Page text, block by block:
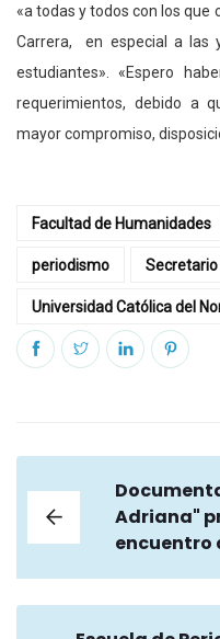
«a todas y todos con los
Carrera, en especial a las
estudiantes». «Espero
requerimientos, debido a
mayor compromiso,
Facultad de Humanidades
periodismo
Universidad Católica del
Adriana"
encuentro